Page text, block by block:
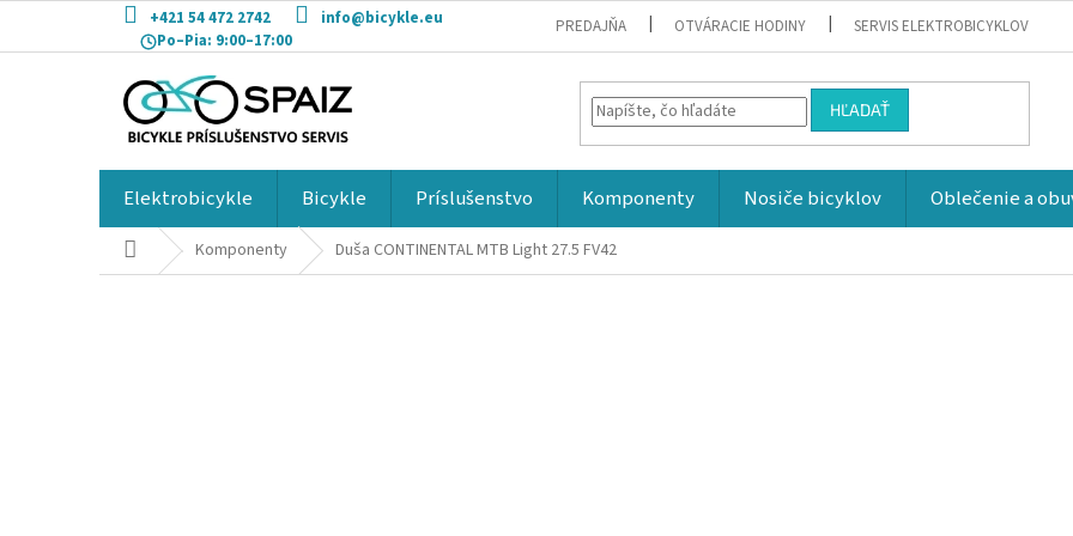
obsah
+421 54 472 2742
info@bicykle.eu
Po–Pia: 9:00–17:00
PREDAJŇA OTVÁRACIE HODINY SERVIS ELEKTROBICYKLOV
HĽADAŤ
Elektrobicykle Bicykle Príslušenstvo Komponenty Nosiče bicyklov Oblečenie a
DomovKomponenty Duša CONTINENTAL MTB Light 27.5 FV42